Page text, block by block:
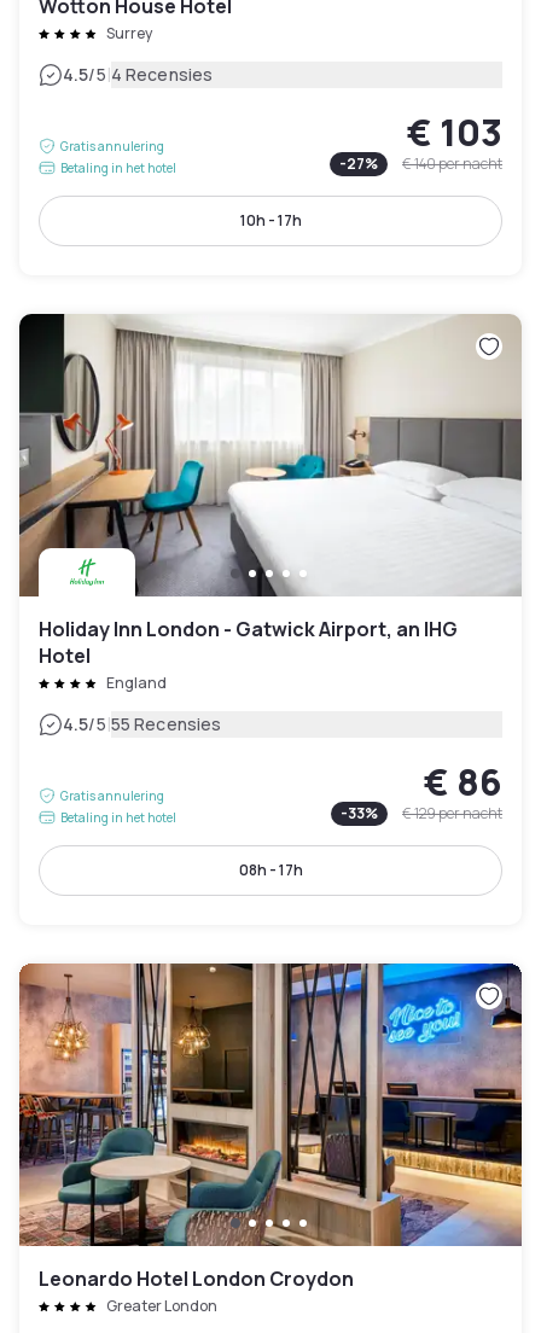
Wotton House Hotel
Surrey
4.5/5|4 Recensies
Gratis annulering
Betaling in het hotel
€ 103
-27% € 140per nacht
10h - 17h
Holiday Inn London - Gatwick Airport, an IHG
Hotel
England
4.5/5|55 Recensies
Gratis annulering
Betaling in het hotel
€ 86
-33% € 129per nacht
08h - 17h
Leonardo Hotel London Croydon
Greater London